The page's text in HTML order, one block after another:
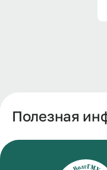
Полезная